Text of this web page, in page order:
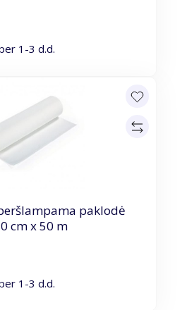
1-3 d.d.
paklodė
cm x 50 m
1-3 d.d.